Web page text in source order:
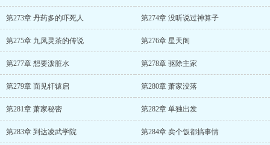
第273章 丹药多的吓死人 第274章 没听说过神算子
第275章 九凤灵茶的传说 第276章 星天阁
第277章 想要泼脏水 第278章 驱除主家
第279章 面见轩辕启 第280章 萧家没落
第281章 萧家秘密 第282章 单独出发
第283章 到达凌武学院 第284章 卖个饭都搞事情